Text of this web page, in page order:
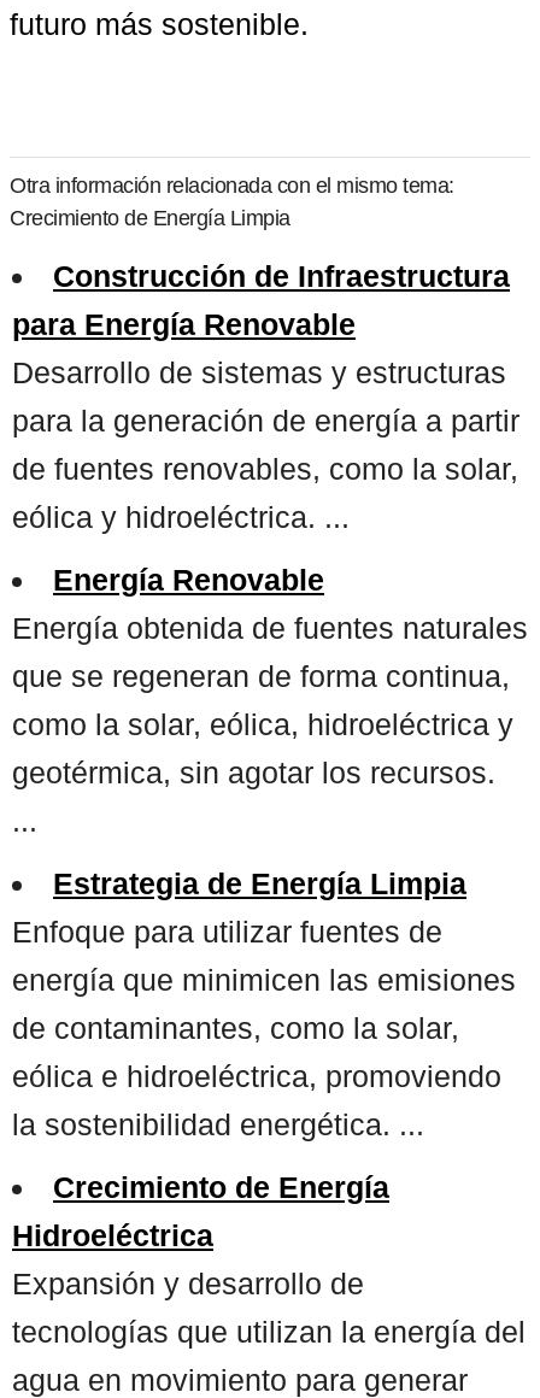
futuro más sostenible.
Otra información relacionada con el mismo tema:
Crecimiento de Energía Limpia
Construcción de Infraestructura
para Energía Renovable
Desarrollo de sistemas y estructuras
para la generación de energía a partir
de fuentes renovables, como la solar,
eólica y hidroeléctrica. ...
Energía Renovable
Energía obtenida de fuentes naturales
que se regeneran de forma continua,
como la solar, eólica, hidroeléctrica y
geotérmica, sin agotar los recursos.
...
Estrategia de Energía Limpia
Enfoque para utilizar fuentes de
energía que minimicen las emisiones
de contaminantes, como la solar,
eólica e hidroeléctrica, promoviendo
la sostenibilidad energética. ...
Crecimiento de Energía
Hidroeléctrica
Expansión y desarrollo de
tecnologías que utilizan la energía del
agua en movimiento para generar